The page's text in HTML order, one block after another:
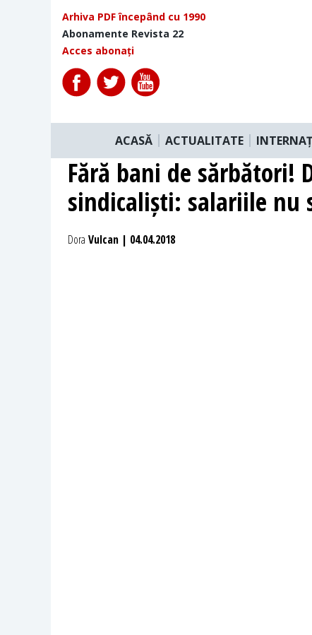
Arhiva PDF începând cu 1990
Abonamente Revista 22
Acces abonați
ACASĂ ACTUALITATE
Fără bani de sărbători!
sindicaliști: salariile nu
Dora Vulcan | 04.04.2018